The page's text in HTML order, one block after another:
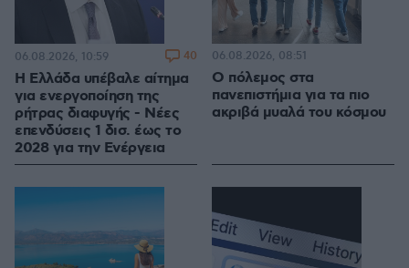
Η Ελλάδα υπέβαλε αίτημα
για ενεργοποίηση της
ρήτρας διαφυγής - Νέες
επενδύσεις 1 δισ. έως το
2028 για την Ενέργεια
06.08.2026, 10:59 40
Ο πόλεμος στα
πανεπιστήμια για τα πιο
ακριβά μυαλά του κόσμου
06.08.2026, 08:51